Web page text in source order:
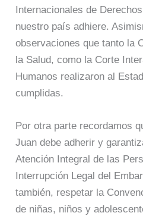
Internacionales de
nuestro país adhiere.
observaciones que tanto la
la Salud, como la Corte
Humanos realizaron al
cumplidas.
Por otra parte recordamos
Juan debe adherir y
Atención Integral de las
Interrupción Legal del
también, respetar la
de niñas, niños y